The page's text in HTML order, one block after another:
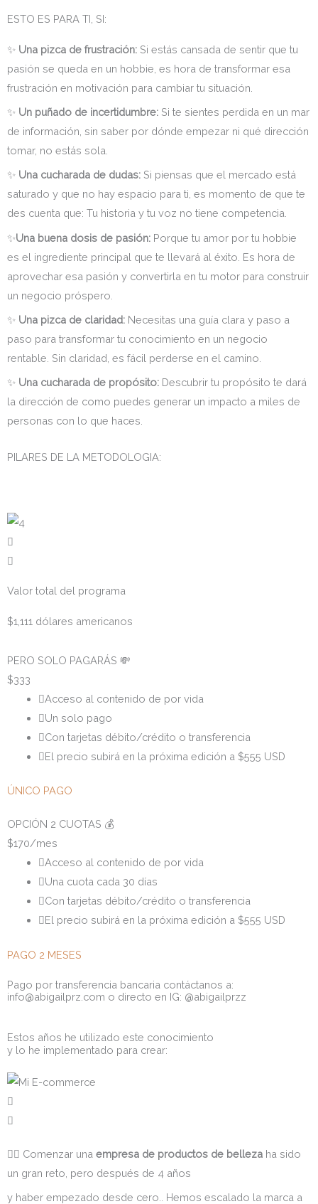
ESTO ES PARA TI, SI:
✨ Una pizca de frustración: Si estás cansada de sentir que tu
pasión se queda en un hobbie, es hora de transformar esa
frustración en motivación para cambiar tu situación.
✨ Un puñado de incertidumbre: Si te sientes perdida en un mar
de información, sin saber por dónde empezar ni qué dirección
tomar, no estás sola.
✨ Una cucharada de dudas: Si piensas que el mercado está
saturado y que no hay espacio para ti, es momento de que te
des cuenta que: Tu historia y tu voz no tiene competencia.
✨Una buena dosis de pasión: Porque tu amor por tu hobbie
es el ingrediente principal que te llevará al éxito. Es hora de
aprovechar esa pasión y convertirla en tu motor para construir
un negocio próspero.
✨ Una pizca de claridad: Necesitas una guía clara y paso a
paso para transformar tu conocimiento en un negocio
rentable. Sin claridad, es fácil perderse en el camino.
✨ Una cucharada de propósito: Descubrir tu propósito te dará
la dirección de como puedes generar un impacto a miles de
personas con lo que haces.
PILARES DE LA METODOLOGIA:
Valor total del programa
$1,111 dólares americanos
PERO SOLO PAGARÁS 💸
$333
Acceso al contenido de por vida
Un solo pago
Con tarjetas débito/crédito o transferencia
El precio subirá en la próxima edición a $555 USD
ÚNICO PAGO
OPCIÓN 2 CUOTAS 💰
$170/mes
Acceso al contenido de por vida
Una cuota cada 30 días
Con tarjetas débito/crédito o transferencia
El precio subirá en la próxima edición a $555 USD
PAGO 2 MESES
Pago por transferencia bancaria contáctanos a:
info@abigailprz.com o directo en IG: @abigailprzz
Estos años he utilizado este conocimiento
y lo he implementado para crear:
🧖‍♀️ Comenzar una empresa de productos de belleza ha sido
un gran reto, pero después de 4 años
y haber empezado desde cero.. Hemos escalado la marca a